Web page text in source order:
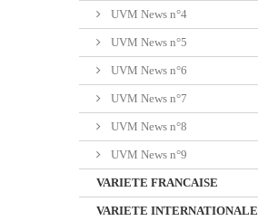
UVM News n°4
UVM News n°5
UVM News n°6
UVM News n°7
UVM News n°8
UVM News n°9
VARIETE FRANCAISE
VARIETE INTERNATIONALE